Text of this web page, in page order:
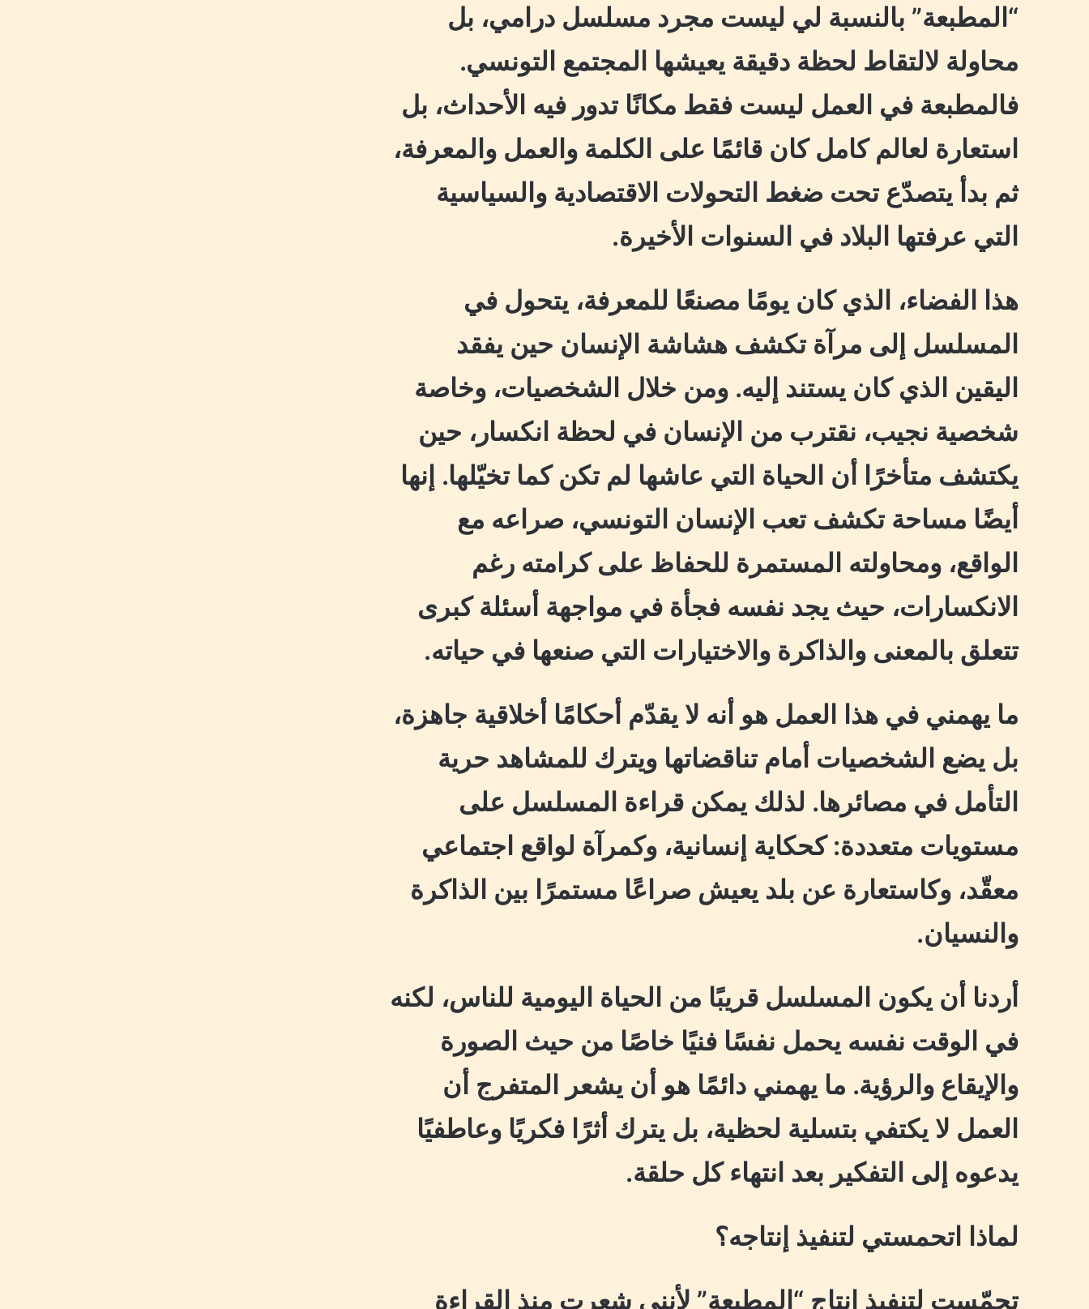
“المطبعة” بالنسبة لي ليست مجرد مسلسل درامي، بل
محاولة لالتقاط لحظة دقيقة يعيشها المجتمع التونسي.
فالمطبعة في العمل ليست فقط مكانًا تدور فيه الأحداث، بل
استعارة لعالم كامل كان قائمًا على الكلمة والعمل والمعرفة،
ثم بدأ يتصدّع تحت ضغط التحولات الاقتصادية والسياسية
التي عرفتها البلاد في السنوات الأخيرة.
هذا الفضاء، الذي كان يومًا مصنعًا للمعرفة، يتحول في
المسلسل إلى مرآة تكشف هشاشة الإنسان حين يفقد
اليقين الذي كان يستند إليه. ومن خلال الشخصيات، وخاصة
شخصية نجيب، نقترب من الإنسان في لحظة انكسار، حين
يكتشف متأخرًا أن الحياة التي عاشها لم تكن كما تخيّلها. إنها
أيضًا مساحة تكشف تعب الإنسان التونسي، صراعه مع
الواقع، ومحاولته المستمرة للحفاظ على كرامته رغم
الانكسارات، حيث يجد نفسه فجأة في مواجهة أسئلة كبرى
تتعلق بالمعنى والذاكرة والاختيارات التي صنعها في حياته.
ما يهمني في هذا العمل هو أنه لا يقدّم أحكامًا أخلاقية جاهزة،
بل يضع الشخصيات أمام تناقضاتها ويترك للمشاهد حرية
التأمل في مصائرها. لذلك يمكن قراءة المسلسل على
مستويات متعددة: كحكاية إنسانية، وكمرآة لواقع اجتماعي
معقّد، وكاستعارة عن بلد يعيش صراعًا مستمرًا بين الذاكرة
والنسيان.
أردنا أن يكون المسلسل قريبًا من الحياة اليومية للناس، لكنه
في الوقت نفسه يحمل نفسًا فنيًا خاصًا من حيث الصورة
والإيقاع والرؤية. ما يهمني دائمًا هو أن يشعر المتفرج أن
العمل لا يكتفي بتسلية لحظية، بل يترك أثرًا فكريًا وعاطفيًا
يدعوه إلى التفكير بعد انتهاء كل حلقة.
لماذا اتحمستي لتنفيذ إنتاجه؟
تحمّست لتنفيذ إنتاج “المطبعة” لأنني شعرت منذ القراءة